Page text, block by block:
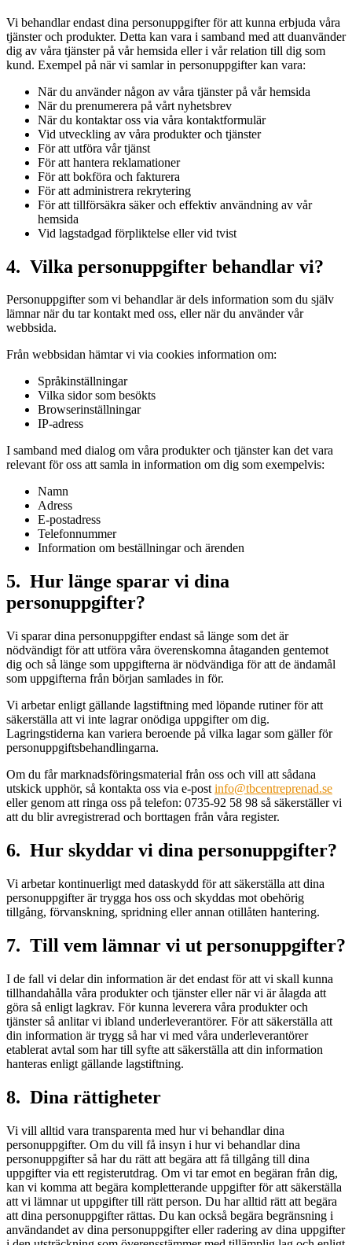
Vi behandlar endast dina personuppgifter för att kunna erbjuda våra
tjänster och produkter. Detta kan vara i samband med att duanvänder
dig av våra tjänster på vår hemsida eller i vår relation till dig som
kund. Exempel på när vi samlar in personuppgifter kan vara:
När du använder någon av våra tjänster på vår hemsida
När du prenumerera på vårt nyhetsbrev
När du kontaktar oss via våra kontaktformulär
Vid utveckling av våra produkter och tjänster
För att utföra vår tjänst
För att hantera reklamationer
För att bokföra och fakturera
För att administrera rekrytering
För att tillförsäkra säker och effektiv användning av vår
hemsida
Vid lagstadgad förpliktelse eller vid tvist
4. Vilka personuppgifter behandlar vi?
Personuppgifter som vi behandlar är dels information som du själv
lämnar när du tar kontakt med oss, eller när du använder vår
webbsida.
Från webbsidan hämtar vi via cookies information om:
Språkinställningar
Vilka sidor som besökts
Browserinställningar
IP-adress
I samband med dialog om våra produkter och tjänster kan det vara
relevant för oss att samla in information om dig som exempelvis:
Namn
Adress
E-postadress
Telefonnummer
Information om beställningar och ärenden
5. Hur länge sparar vi dina
personuppgifter?
Vi sparar dina personuppgifter endast så länge som det är
nödvändigt för att utföra våra överenskomna åtaganden gentemot
dig och så länge som uppgifterna är nödvändiga för att de ändamål
som uppgifterna från början samlades in för.
Vi arbetar enligt gällande lagstiftning med löpande rutiner för att
säkerställa att vi inte lagrar onödiga uppgifter om dig.
Lagringstiderna kan variera beroende på vilka lagar som gäller för
personuppgiftsbehandlingarna.
Om du får marknadsföringsmaterial från oss och vill att sådana
utskick upphör, så kontakta oss via e-post info@tbcentreprenad.se
eller genom att ringa oss på telefon: 0735-92 58 98 så säkerställer vi
att du blir avregistrerad och borttagen från våra register.
6. Hur skyddar vi dina personuppgifter?
Vi arbetar kontinuerligt med dataskydd för att säkerställa att dina
personuppgifter är trygga hos oss och skyddas mot obehörig
tillgång, förvanskning, spridning eller annan otillåten hantering.
7. Till vem lämnar vi ut personuppgifter?
I de fall vi delar din information är det endast för att vi skall kunna
tillhandahålla våra produkter och tjänster eller när vi är ålagda att
göra så enligt lagkrav. För kunna leverera våra produkter och
tjänster så anlitar vi ibland underleverantörer. För att säkerställa att
din information är trygg så har vi med våra underleverantörer
etablerat avtal som har till syfte att säkerställa att din information
hanteras enligt gällande lagstiftning.
8. Dina rättigheter
Vi vill alltid vara transparenta med hur vi behandlar dina
personuppgifter. Om du vill få insyn i hur vi behandlar dina
personuppgifter så har du rätt att begära att få tillgång till dina
uppgifter via ett registerutdrag. Om vi tar emot en begäran från dig,
kan vi komma att begära kompletterande uppgifter för att säkerställa
att vi lämnar ut uppgifter till rätt person. Du har alltid rätt att begära
att dina personuppgifter rättas. Du kan också begära begränsning i
användandet av dina personuppgifter eller radering av dina uppgifter